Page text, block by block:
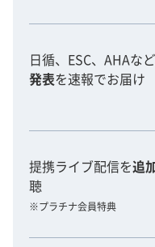
日循、ESC、AHAなど
発表を速報でお届け
提携ライブ配信を追
聴
※プラチナ会員特典